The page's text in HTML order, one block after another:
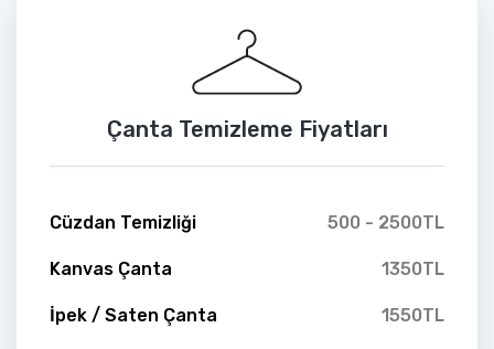
Çanta Temizleme Fiyatları
Cüzdan Temizliği 500 - 2500TL
Kanvas Çanta 1350TL
İpek / Saten Çanta 1550TL